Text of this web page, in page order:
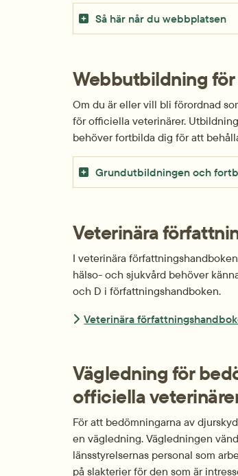
Så här når du webbplatsen
Webbutbildning
Om du är eller vill bli förordnad
för officiella veterinärer.
behöver fortbilda dig för att
Grundutbildningen och
Veterinära
I veterinära
hälso- och sjukvård behöver
och D i författningshandboken.
Veterinära
Vägledning för
officiella
För att bedömningarna av
en vägledning. Vägledningen
länsstyrelsernas personal som
på slakterier för den som är